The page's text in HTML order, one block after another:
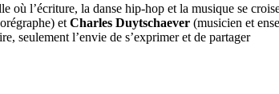
où l’écriture, la danse hip-hop et la musique se
et Charles Duytschaever (musicien et
seulement l’envie de s’exprimer et de partager